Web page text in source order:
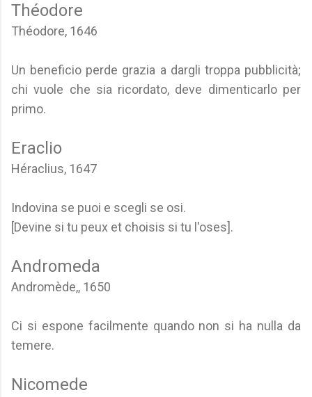
Théodore
Théodore, 1646
Un beneficio perde grazia a dargli troppa pubblicità;
chi vuole che sia ricordato, deve dimenticarlo per
primo.
Eraclio
Héraclius, 1647
Indovina se puoi e scegli se osi.
[Devine si tu peux et choisis si tu l'oses].
Andromeda
Andromède,, 1650
Ci si espone facilmente quando non si ha nulla da
temere.
Nicomede